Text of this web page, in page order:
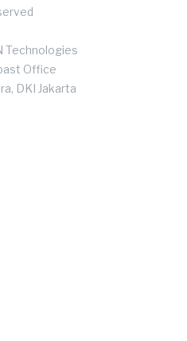
Technologies
Office
DKI Jakarta